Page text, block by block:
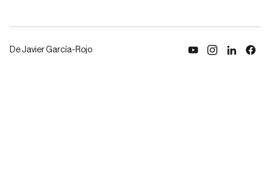
De Javier García-Rojo